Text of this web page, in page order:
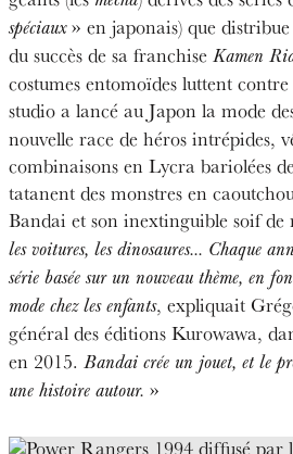
spéciaux» en japonais) que
du succès de sa franchise Kamen
costumes entomoïdes luttent
studio a lancé au Japon la mode
nouvelle race de héros intrépides,
combinaisons en Lycra bariolées
tatanent des monstres en
Bandai et son inextinguible soif de
les voitures, les dinosaures… Chaque
série basée sur un nouveau thème, en
mode chez les enfants, expliquait
général des éditions Kurowawa,
en 2015. Bandai crée un jouet, et le
une histoire autour. »